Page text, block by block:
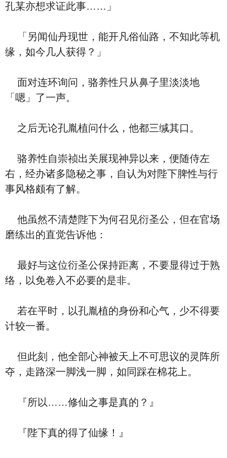
孔某亦想求证此事……」
「另闻仙丹现世，能开凡俗仙路，不知此等机
缘，如今几人获得？」
面对连环询问，骆养性只从鼻子里淡淡地
「嗯」了一声。
之后无论孔胤植问什么，他都三缄其口。
骆养性自崇祯出关展现神异以来，便随侍左
右，经办诸多隐秘之事，自认为对陛下脾性与行
事风格颇有了解。
他虽然不清楚陛下为何召见衍圣公，但在官场
磨练出的直觉告诉他：
最好与这位衍圣公保持距离，不要显得过于熟
络，以免卷入不必要的是非。
若在平时，以孔胤植的身份和心气，少不得要
计较一番。
但此刻，他全部心神被天上不可思议的灵阵所
夺，走路深一脚浅一脚，如同踩在棉花上。
『所以……修仙之事是真的？』
『陛下真的得了仙缘！』